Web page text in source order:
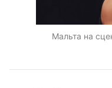
Мальта на